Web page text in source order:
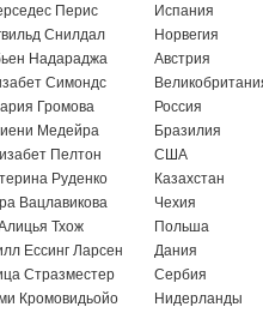
Перис
Испания
Снилдал
Норвегия
Надараджа
Австрия
Симондс
Громова
Россия
Медейра
Бразилия
Пелтон
США
Руденко
Казахстан
Вацлавикова
Чехия
Тхож
Польша
Ессинг Ларсен
Дания
Стразместер
Сербия
Кромовидьойо
Нидерланды